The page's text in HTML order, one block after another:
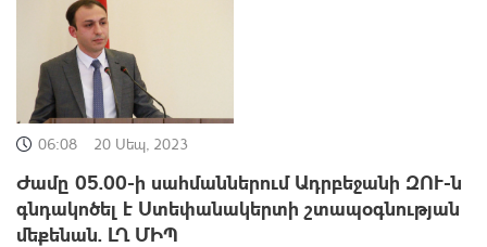
06:08 20 Սեպ, 2023
Ժամը 05.00-ի սահմաններում Ադրբեջանի ԶՈՒ-ն
գնդակոծել է Ստեփանակերտի շտապօգնության
մեքենան. ԼՂ ՄԻՊ